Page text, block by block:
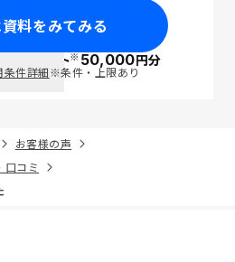
料をみてみる
ポイント※50,000円分
条件詳細※条件・上限あり
お客様の声
口コミ